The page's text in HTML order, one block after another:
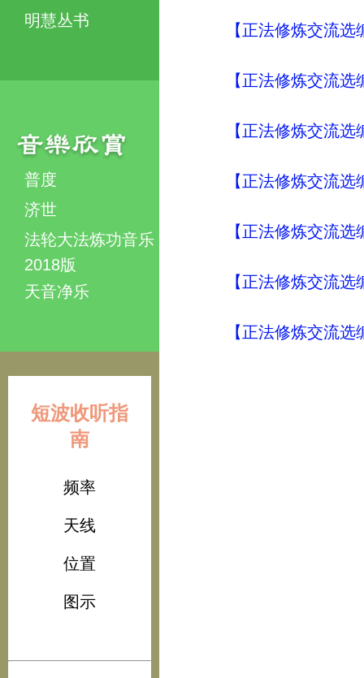
明慧丛书
普度
济世
法轮大法炼功音乐
2018版
天音净乐
短波收听指
南
频率
天线
位置
图示
【正法修炼交流
【正法修炼交流
【正法修炼交流
【正法修炼交流
【正法修炼交流
【正法修炼交流
【正法修炼交流